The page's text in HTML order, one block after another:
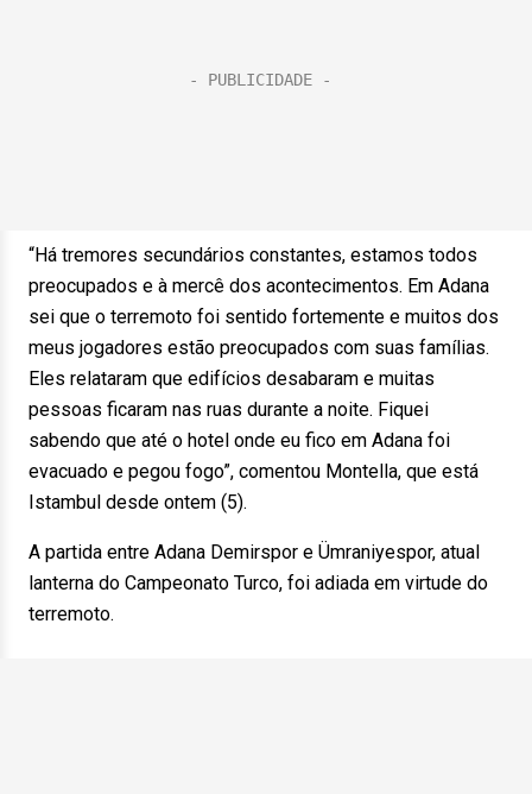
“Há tremores secundários constantes, estamos todos
preocupados e à mercê dos acontecimentos. Em Adana
sei que o terremoto foi sentido fortemente e muitos dos
meus jogadores estão preocupados com suas famílias.
Eles relataram que edifícios desabaram e muitas
pessoas ficaram nas ruas durante a noite. Fiquei
sabendo que até o hotel onde eu fico em Adana foi
evacuado e pegou fogo”, comentou Montella, que está
Istambul desde ontem (5).
A partida entre Adana Demirspor e Ümraniyespor, atual
lanterna do Campeonato Turco, foi adiada em virtude do
terremoto.